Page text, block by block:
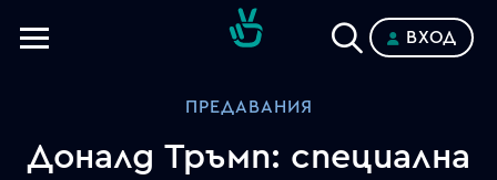
ВХОД
ПРЕДАВАНИЯ
Доналд Тръмп: специална